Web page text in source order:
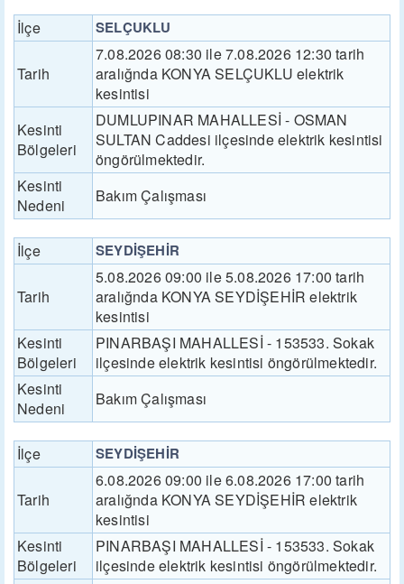
İlçe SELÇUKLU
Tarih
7.08.2026 08:30 ile 7.08.2026 12:30 tarih
aralığnda KONYA SELÇUKLU elektrik
kesintisi
Kesinti
Bölgeleri
DUMLUPINAR MAHALLESİ - OSMAN
SULTAN Caddesi ilçesinde elektrik kesintisi
öngörülmektedir.
Kesinti
Nedeni
Bakım Çalışması
İlçe SEYDİŞEHİR
Tarih
5.08.2026 09:00 ile 5.08.2026 17:00 tarih
aralığnda KONYA SEYDİŞEHİR elektrik
kesintisi
Kesinti
Bölgeleri
PINARBAŞI MAHALLESİ - 153533. Sokak
ilçesinde elektrik kesintisi öngörülmektedir.
Kesinti
Nedeni
Bakım Çalışması
İlçe SEYDİŞEHİR
Tarih
6.08.2026 09:00 ile 6.08.2026 17:00 tarih
aralığnda KONYA SEYDİŞEHİR elektrik
kesintisi
Kesinti
Bölgeleri
PINARBAŞI MAHALLESİ - 153533. Sokak
ilçesinde elektrik kesintisi öngörülmektedir.